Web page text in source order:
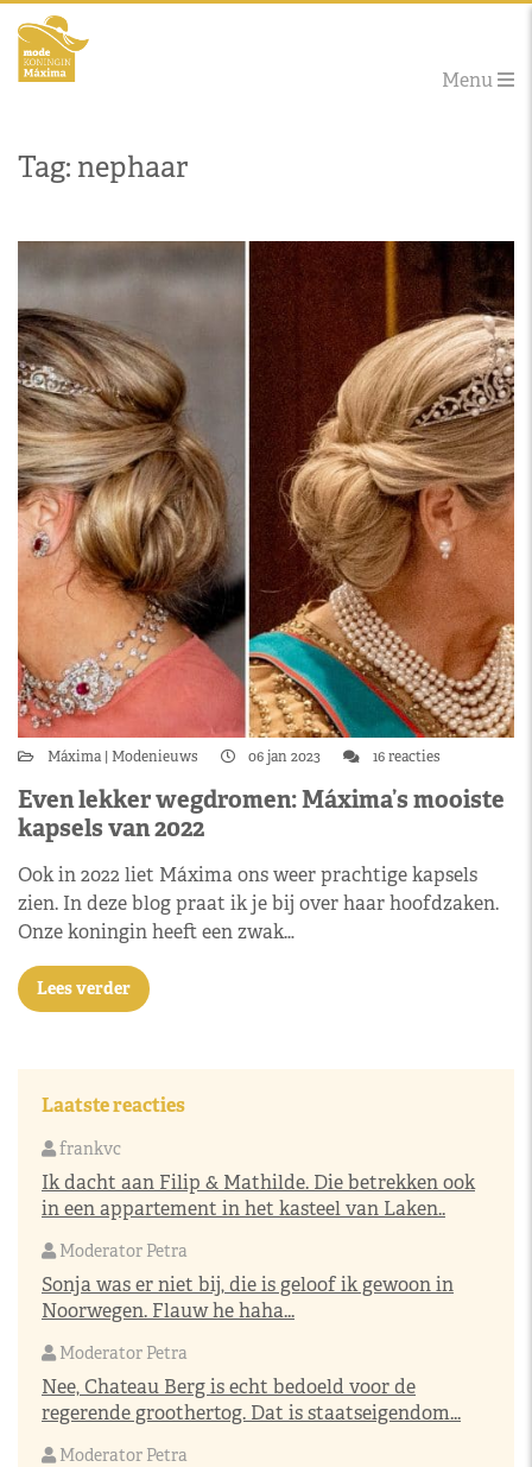
Menu
Tag: nephaar
Máxima Modenieuws 06 jan 2023 16 reacties
Even lekker wegdromen: Máxima’s mooiste
kapsels van 2022
Ook in 2022 liet Máxima ons weer prachtige kapsels
zien. In deze blog praat ik je bij over haar hoofdzaken.
Onze koningin heeft een zwak…
Lees verder
Laatste reacties
frankvc
Ik dacht aan Filip & Mathilde. Die betrekken ook
in een appartement in het kasteel van Laken..
Moderator Petra
Sonja was er niet bij, die is geloof ik gewoon in
Noorwegen. Flauw he haha...
Moderator Petra
Nee, Chateau Berg is echt bedoeld voor de
regerende groothertog. Dat is staatseigendom...
Moderator Petra